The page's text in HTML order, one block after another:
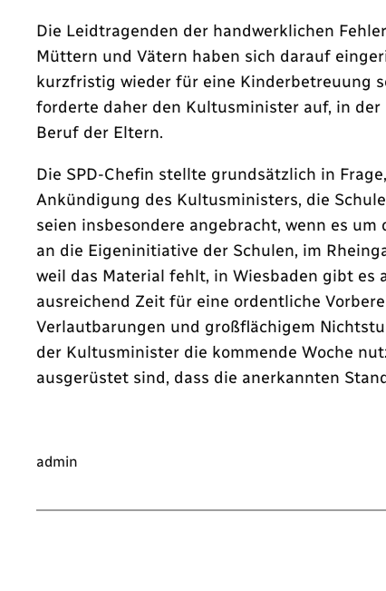
Die Leidtragenden der handwerklichen
Müttern und Vätern haben sich darauf
kurzfristig wieder für eine Kinderbetreuung
forderte daher den Kultusminister auf, in
Beruf der Eltern.
Die SPD-Chefin stellte grundsätzlich in
Ankündigung des Kultusministers, die
seien insbesondere angebracht, wenn es
an die Eigeninitiative der Schulen, im
weil das Material fehlt, in Wiesbaden gibt es
ausreichend Zeit für eine ordentliche
Verlautbarungen und großflächigem
der Kultusminister die kommende Woche
ausgerüstet sind, dass die anerkannten
admin